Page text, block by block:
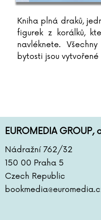
Antoine de Saint-
Lara Dearmanová
Ester Demjanová
Jutta Diekmann
Zbigniew Dobosz
Silja du Mont
Miroslav Dub
Adolf Dudek
Radovan Dunaj
Ana Duša
Jiří Dvořák
Helena Dvořáková
Kniha plná draků,
figurek z korálků,
navléknete.
bytosti jsou
EUROMEDIA GROUP,
Nádražní 762/32
150 00 Praha 5
Czech Republic